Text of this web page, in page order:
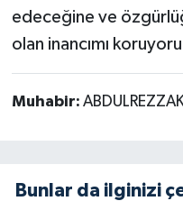
edeceğine ve
olan inancımı
Muhabir:
Bunlar da ilginizi